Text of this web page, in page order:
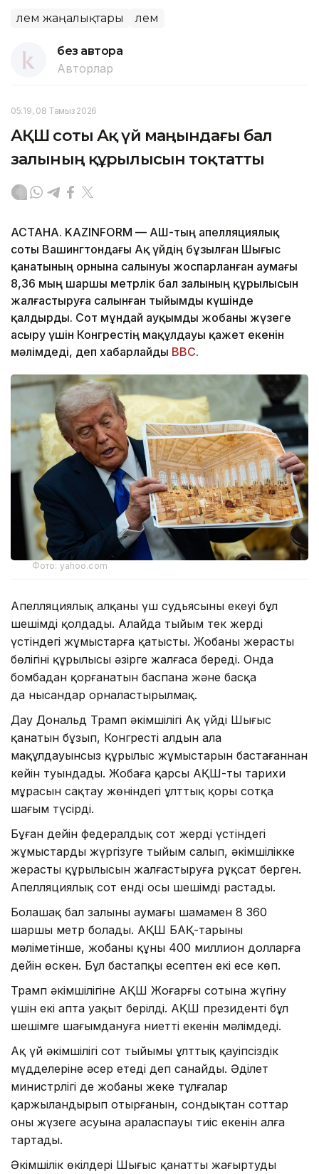
Әлем жаңалықтары Әлем
без автора
Авторлар
05:19, 08 Тамыз 2026
АҚШ соты Ақ үй маңындағы бал
залының құрылысын тоқтатты
АСТАНА. KAZINFORM — АҚШ-тың апелляциялық
соты Вашингтондағы Ақ үйдің бұзылған Шығыс
қанатының орнына салынуы жоспарланған аумағы
8,36 мың шаршы метрлік бал залының құрылысын
жалғастыруға салынған тыйымды күшінде
қалдырды. Сот мұндай ауқымды жобаны жүзеге
асыру үшін Конгрестің мақұлдауы қажет екенін
мәлімдеді, деп хабарлайды BBC.
Фото: yahoo.com
Апелляциялық алқаның үш судьясының екеуі бұл
шешімді қолдады. Алайда тыйым тек жердің
үстіндегі жұмыстарға қатысты. Жобаның жерасты
бөлігінің құрылысы әзірге жалғаса береді. Онда
бомбадан қорғанатын баспана және басқа
да нысандар орналастырылмақ.
Дау Дональд Трамп әкімшілігі Ақ үйдің Шығыс
қанатын бұзып, Конгрестің алдын ала
мақұлдауынсыз құрылыс жұмыстарын бастағаннан
кейін туындады. Жобаға қарсы АҚШ-тың тарихи
мұрасын сақтау жөніндегі ұлттық қоры сотқа
шағым түсірді.
Бұған дейін федералдық сот жердің үстіндегі
жұмыстарды жүргізуге тыйым салып, әкімшілікке
жерасты құрылысын жалғастыруға рұқсат берген.
Апелляциялық сот енді осы шешімді растады.
Болашақ бал залының аумағы шамамен 8 360
шаршы метр болады. АҚШ БАҚ-тарының
мәліметінше, жобаның құны 400 миллион долларға
дейін өскен. Бұл бастапқы есептен екі есе көп.
Трамп әкімшілігіне АҚШ Жоғарғы сотына жүгіну
үшін екі апта уақыт берілді. АҚШ президенті бұл
шешімге шағымдануға ниетті екенін мәлімдеді.
Ақ үй әкімшілігі сот тыйымы ұлттық қауіпсіздік
мүдделеріне әсер етеді деп санайды. Әділет
министрлігі де жобаны жеке тұлғалар
қаржыландырып отырғанын, сондықтан соттар
оның жүзеге асуына араласпауы тиіс екенін алға
тартады.
Әкімшілік өкілдері Шығыс қанатты жаңғыртудың